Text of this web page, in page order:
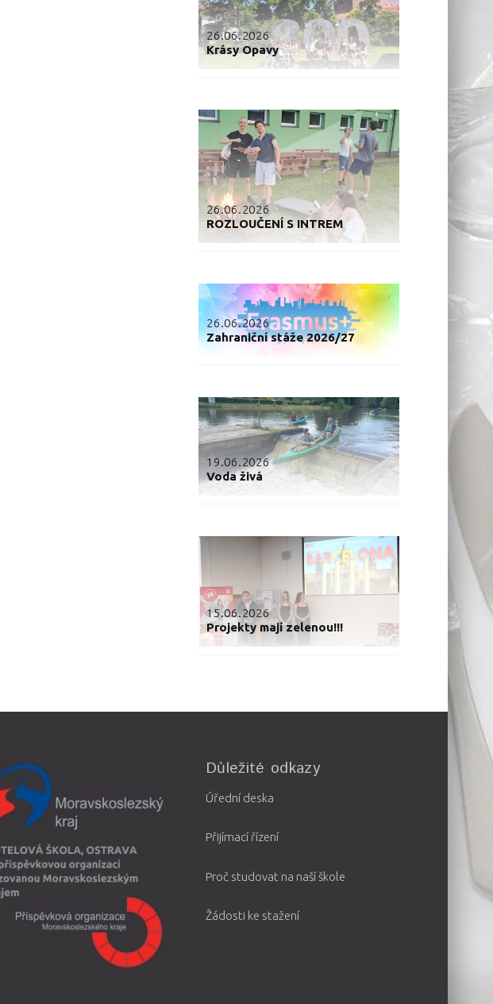
26.06.2026
Krásy Opavy
26.06.2026
ROZLOUČENÍ S INTREM
26.06.2026
Zahraniční stáže 2026/27
19.06.2026
Voda živá
15.06.2026
Projekty mají zelenou!!!
Důležité odkazy
Úřední deska
Přijímací řízení
Proč studovat na naší škole
Žádosti ke stažení